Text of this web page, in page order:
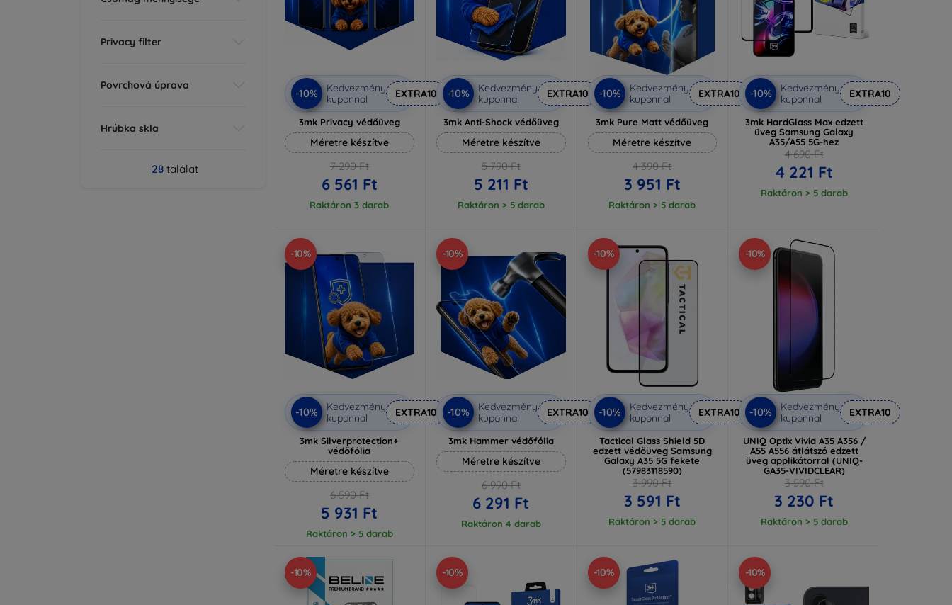
Privacy filter
Povrchová úprava
Hrúbka skla
28 találat
-10%
Kedvezmény
kuponnal
EXTRA10
3mk Privacy védőüveg
Méretre készítve
7 290 Ft
6 561 Ft
Raktáron 3 darab
-10%
Kedvezmény
kuponnal
EXTRA10
3mk Anti-Shock védőüveg
Méretre készítve
5 790 Ft
5 211 Ft
Raktáron > 5 darab
-10%
Kedvezmény
kuponnal
EXTRA10
3mk Pure Matt védőüveg
Méretre készítve
4 390 Ft
3 951 Ft
Raktáron > 5 darab
-10%
Kedvezmény
kuponnal
EXTRA10
3mk HardGlass Max edzett
üveg Samsung Galaxy
A35/A55 5G-hez
4 690 Ft
4 221 Ft
Raktáron > 5 darab
-10%
-10%
Kedvezmény
kuponnal
EXTRA10
3mk Silverprotection+
védőfólia
Méretre készítve
6 590 Ft
5 931 Ft
Raktáron > 5 darab
-10%
-10%
Kedvezmény
kuponnal
EXTRA10
3mk Hammer védőfólia
Méretre készítve
6 990 Ft
6 291 Ft
Raktáron 4 darab
-10%
-10%
Kedvezmény
kuponnal
EXTRA10
Tactical Glass Shield 5D
edzett védőüveg Samsung
Galaxy A35 5G fekete
(57983118590)
3 990 Ft
3 591 Ft
Raktáron > 5 darab
-10%
-10%
Kedvezmény
kuponnal
EXTRA10
UNIQ Optix Vivid A35 A356 /
A55 A556 átlátszó edzett
üveg applikátorral (UNIQ-
GA35-VIVIDCLEAR)
3 590 Ft
3 230 Ft
Raktáron > 5 darab
-10% -10% -10% -10%